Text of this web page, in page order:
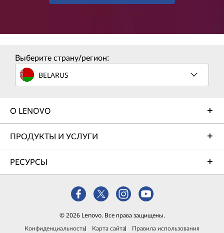
Выберите страну/регион:
BELARUS
О LENOVO
ПРОДУКТЫ И УСЛУГИ
РЕСУРСЫ
© 2026 Lenovo. Все права защищены.
Конфиденциальность
Карта сайта Правила использования